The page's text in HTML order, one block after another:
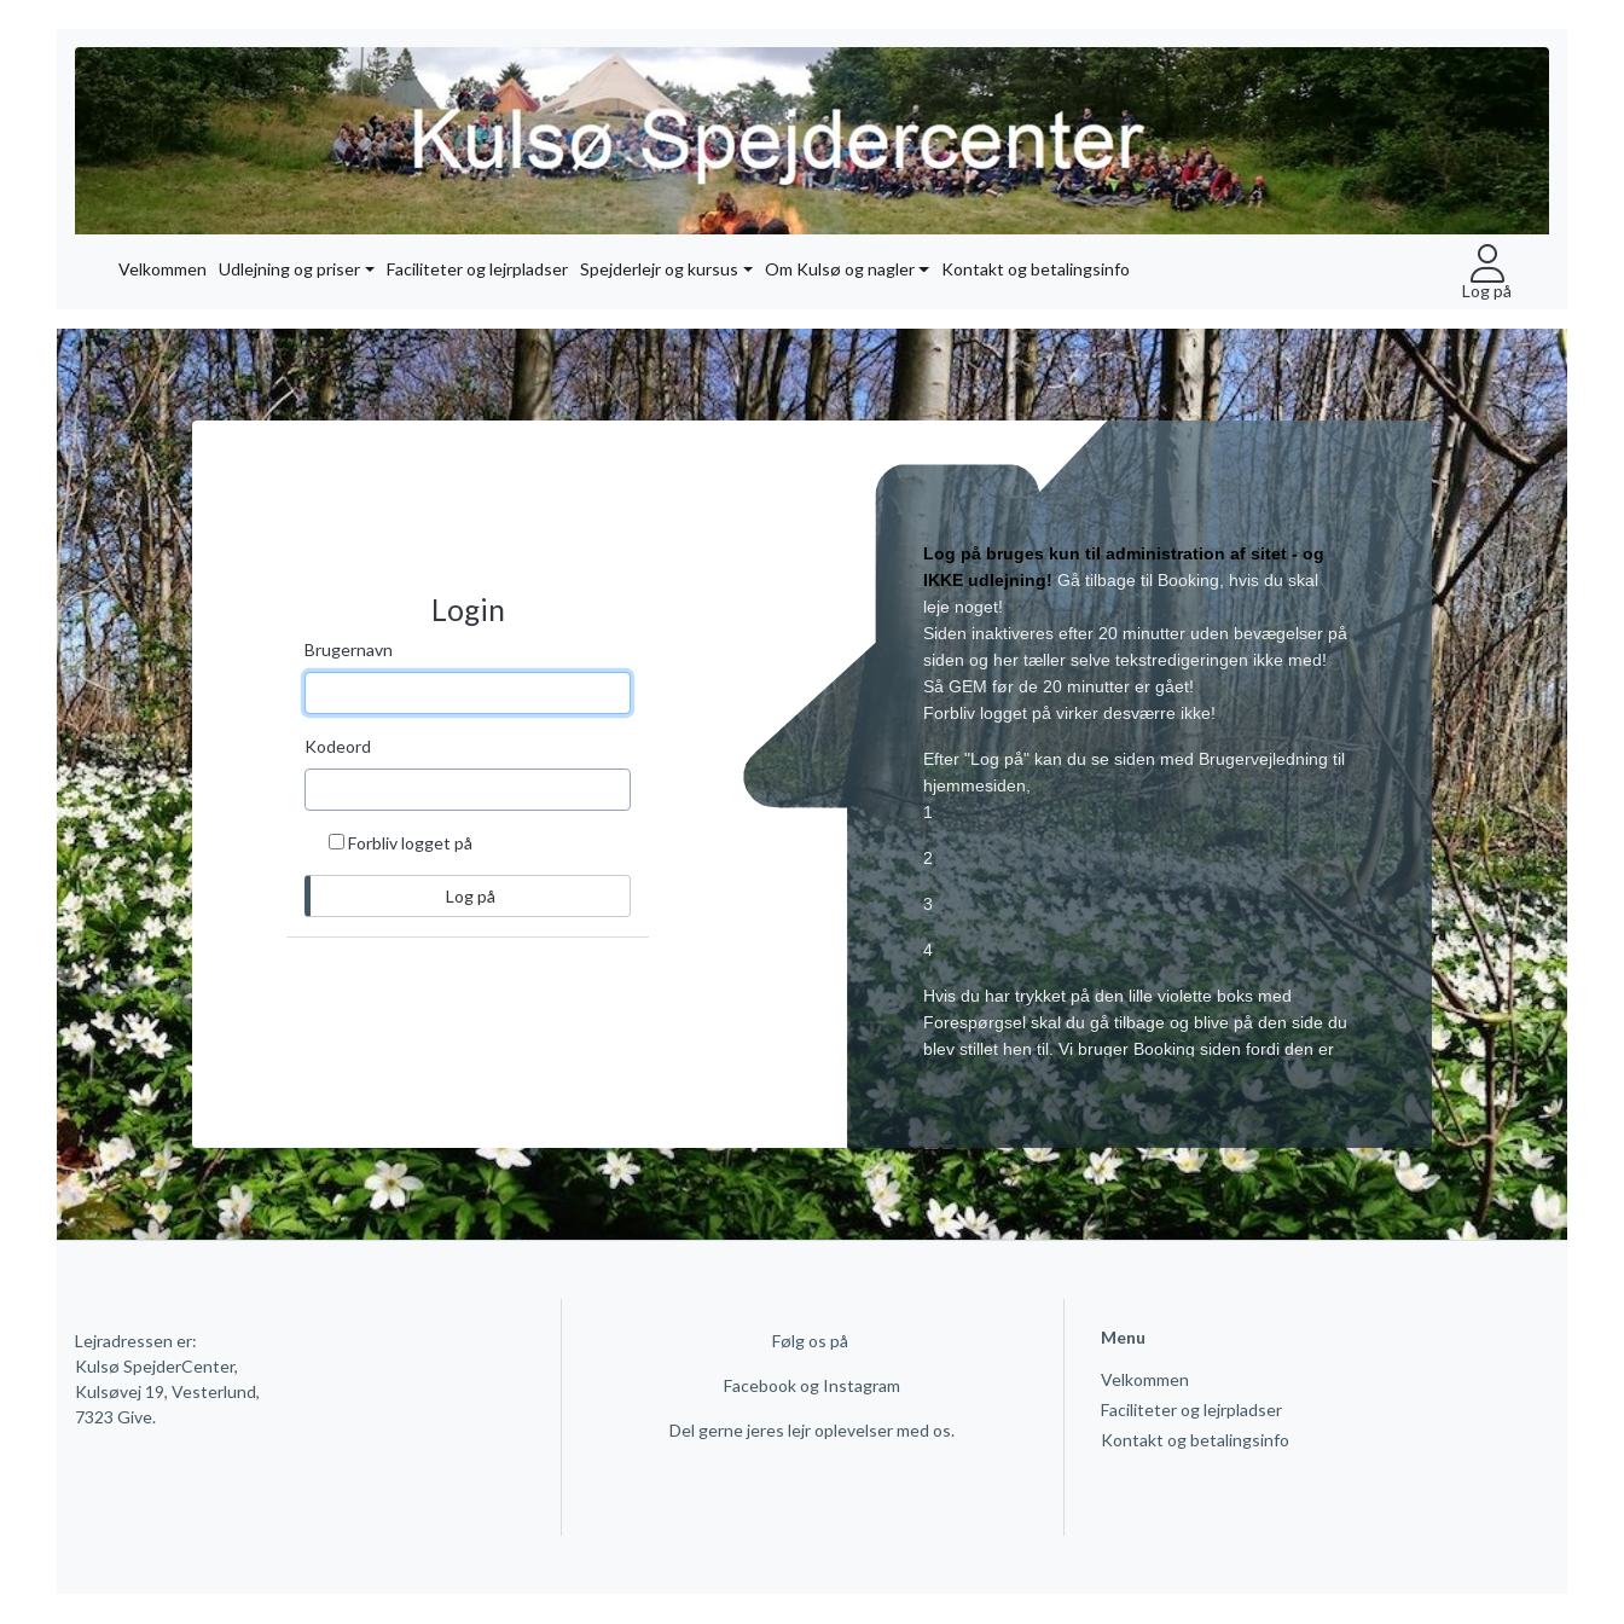
Velkommen Udlejning og priser Faciliteter og lejrpladser Spejderlejr og kursus Om Kulsø og nagler
Kontakt og betalingsinfo
Log på
Login
Brugernavn
Kodeord
Forbliv logget på
Log på
Log på bruges kun til administration af sitet - og
IKKE udlejning!Gå tilbage til Booking, hvis du skal
leje noget!
Siden inaktiveres efter 20 minutter uden bevægelser på
siden og her tæller selve tekstredigeringen ikke med!
Så GEM før de 20 minutter er gået!
Forbliv logget på virker desværre ikke!
Efter "Log på" kan du se siden med Brugervejledning til
hjemmesiden,
1
2
3
4
Hvis du har trykket på den lille violette boks med
Forespørgsel skal du gå tilbage og blive på den side du
blev stillet hen til. Vi bruger Booking siden fordi den er
meget bedre. Der er et stort skrivefelt nederst. Brug en
PC hvis muligt. Undskyld ulejligheden 🙂
Altså tilbage til Booking.
Lejradressen er:
Kulsø SpejderCenter,
Kulsøvej 19, Vesterlund,
7323 Give.
Følg os på
Facebookog Instagram
Del gerne jeres lejr oplevelser med os.
Menu
Velkommen
Faciliteter og lejrpladser
Kontakt og betalingsinfo